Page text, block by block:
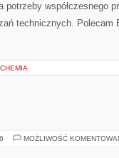
współczesnego
technicznych. Polecam
MOŻLIWOŚĆ